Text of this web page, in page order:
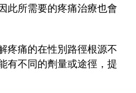
此所需要的疼痛治療也會
疼痛的在性別路徑根源不
有不同的劑量或途徑，提